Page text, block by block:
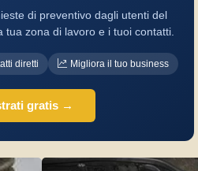
di preventivo dagli utenti del
zona di lavoro e i tuoi contatti.
diretti Migliora il tuo business
gratis →